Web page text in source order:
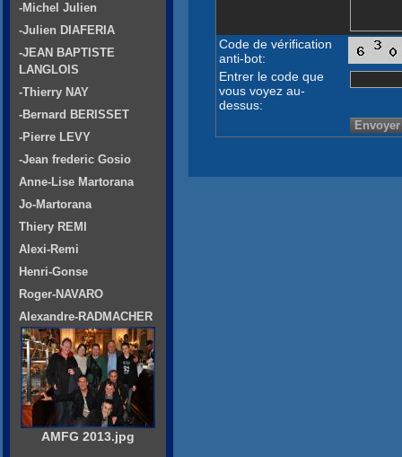
Code de vérification
anti-bot:
Entrer le code que
vous voyez au-
dessus:
-Michel Julien
-Julien DIAFERIA
-JEAN BAPTISTE
LANGLOIS
-Thierry NAY
-Bernard BERISSET
-Pierre LEVY
-Jean frederic Gosio
Anne-Lise Martorana
Jo-Martorana
Thiery REMI
Alexi-Remi
Henri-Gonse
Roger-NAVARO
Alexandre-RADMACHER
AMFG 2013.jpg